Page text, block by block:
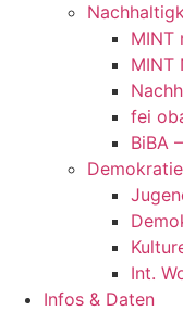
MINT
MINT
fei
BiBA
Int.
Infos & Daten